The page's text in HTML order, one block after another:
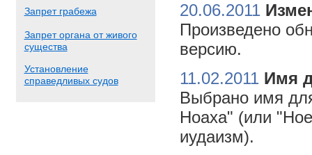
Запрет грабежа
Запрет органа от живого
существа
Установление
справедливых судов
20.06.2011
Произведено
версию.
11.02.2011 Имя
Выбрано имя
Ноаха" (или
иудаизм).